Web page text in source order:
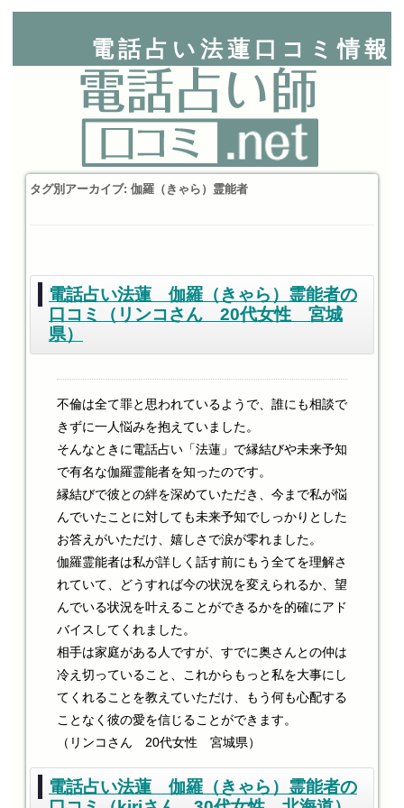
電話占い法蓮口コミ情報
タグ別アーカイブ: 伽羅（きゃら）霊能者
電話占い法蓮 伽羅（きゃら）霊能者の
口コミ（リンコさん 20代女性 宮城
県）
不倫は全て罪と思われているようで、誰にも相談で
きずに一人悩みを抱えていました。
そんなときに電話占い「法蓮」で縁結びや未来予知
で有名な伽羅霊能者を知ったのです。
縁結びで彼との絆を深めていただき、今まで私が悩
んでいたことに対しても未来予知でしっかりとした
お答えがいただけ、嬉しさで涙が零れました。
伽羅霊能者は私が詳しく話す前にもう全てを理解さ
れていて、どうすれば今の状況を変えられるか、望
んでいる状況を叶えることができるかを的確にアド
バイスしてくれました。
相手は家庭がある人ですが、すでに奥さんとの仲は
冷え切っていること、これからもっと私を大事にし
てくれることを教えていただけ、もう何も心配する
ことなく彼の愛を信じることができます。
（リンコさん 20代女性 宮城県）
電話占い法蓮 伽羅（きゃら）霊能者の